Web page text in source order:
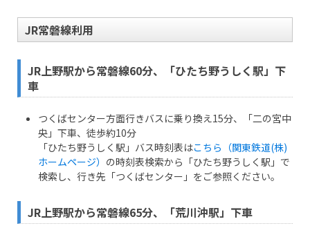
JR常磐線利用
JR上野駅から常磐線60分、「ひたち野うしく駅」下
車
つくばセンター方面行きバスに乗り換え15分、「二の宮中
央」下車、徒歩約10分
「ひたち野うしく駅」バス時刻表はこちら（関東鉄道(株)
ホームページ） の時刻表検索から「ひたち野うしく駅」で
検索し、行き先「つくばセンター」をご参照ください。
JR上野駅から常磐線65分、「荒川沖駅」下車